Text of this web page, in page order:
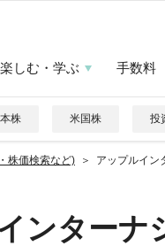
楽しむ・学ぶ 手数料
株 米国株 投
株価検索など) アップルイン
ンターナ